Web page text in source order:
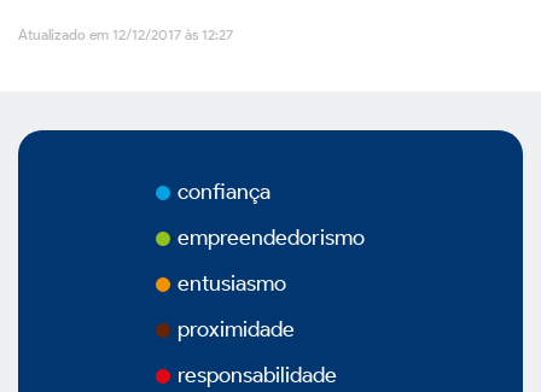
Fatores de Risco
Prêmios
Vídeos
Podcasts
Atualizado em 12/12/2017 às 12:27
confiança
empreendedorismo
entusiasmo
proximidade
responsabilidade